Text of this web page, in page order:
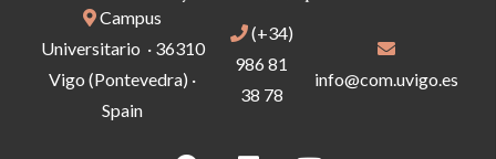
Campus
Universitario · 36310
Vigo (Pontevedra) ·
Spain
(+34)
986 81
38 78
info@com.uvigo.es